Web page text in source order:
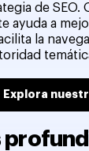
de SEO.
ayuda a
la
Explora